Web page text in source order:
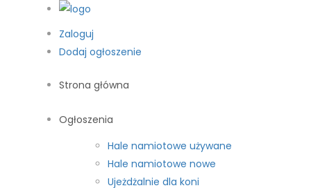
Zaloguj
Dodaj ogłoszenie
Strona główna
Ogłoszenia
Hale namiotowe używane
Hale namiotowe nowe
Ujeżdżalnie dla koni